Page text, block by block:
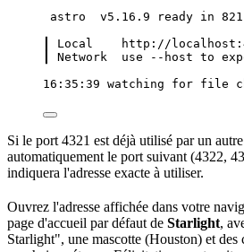
astro  v5.16.9 ready in 821
┃ Local    http://
┃ Network  use --host to
16:35:39 watching for file
Si le port4321 est déjà utilisé par un autre
automatiquement le port suivant (4322,
indiquera l'adresse exacte à utiliser.
Ouvrez l'adresse affichée dans votre
page d'accueil par défaut de Starlight,
Starlight", une mascotte (Houston) et des